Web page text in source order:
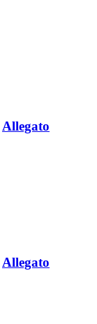
Allegato
Allegato